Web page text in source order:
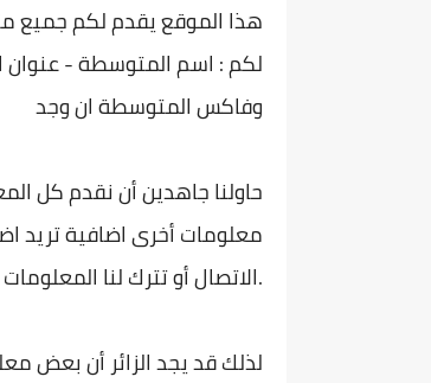
هذا الموقع يقدم لكم جميع
لكم : اسم المتوسطة - عنوان
وفاكس المتوسطة ان وجد
حاولنا جاهدين أن نقدم كل
معلومات أخرى اضافية تريد
الاتصال أو تترك لنا المعلومات في تعليق.
لذلك قد يجد الزائر أن بعض